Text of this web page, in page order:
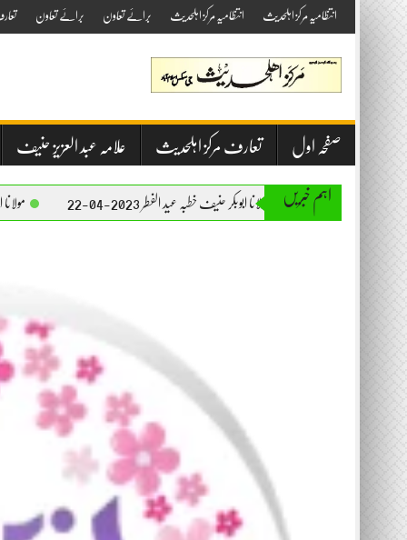
Skip
to
content
انتظامیہ مرکز اہلحدیث انتظامیہ مرکز اہلحدیث برائے تعاون برائے تعاون
صفحہ اول تعارف مرکز اہلحدیث علامہ عبد العزیز حنیف
اہم خبریں
مولانا ابوبکر حنیف خطبہ عید الفطر 2023-04-22 مولانا ابوبکر حنیف خطبہ جمعۃ